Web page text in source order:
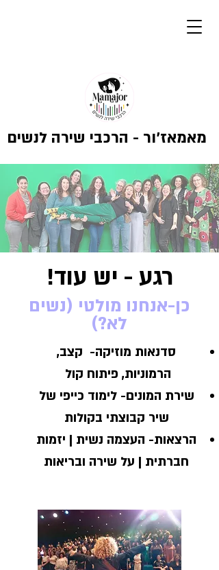
מאמאז'ור - הרכבי שירה לנשים
רגע - יש עוד!
כן-אנחנו מולטי (נשים
לא?)
סדנאות מוזיקה- קצב,
הרמוניות, פיתוח קול
שירת המונים- לימוד כייפי של
שיר קבוצתי בקולות
הרצאות- העצמה נשית | יזמות
חברתית | על שירה ובריאות